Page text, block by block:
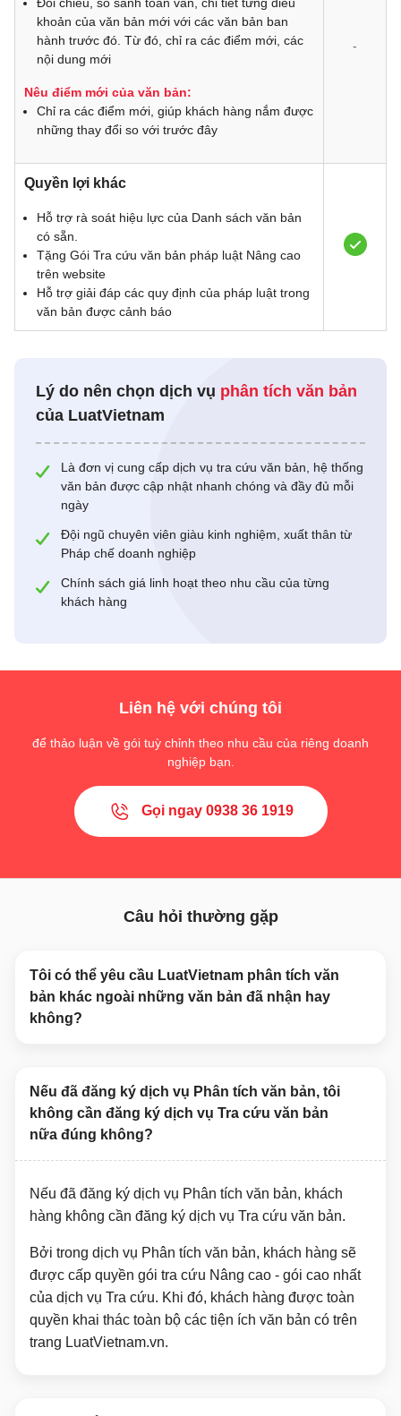
khoản của văn bản mới với các văn bản ban
hành trước đó. Từ đó, chỉ ra các điểm mới, các
nội dung mới
Nêu điểm mới của văn bản:
Chỉ ra các điểm mới, giúp khách hàng nắm được
những thay đổi so với trước đây
-
Quyền lợi khác
Hỗ trợ rà soát hiệu lực của Danh sách văn bản
có sẵn.
Tặng Gói Tra cứu văn bản pháp luật Nâng cao
trên website
Hỗ trợ giải đáp các quy định của pháp luật trong
văn bản được cảnh báo
Lý do nên chọn dịch vụ phân tích văn bản
của LuatVietnam
Là đơn vị cung cấp dịch vụ tra cứu văn bản, hệ thống
văn bản được cập nhật nhanh chóng và đầy đủ mỗi
ngày
Đội ngũ chuyên viên giàu kinh nghiệm, xuất thân từ
Pháp chế doanh nghiệp
Chính sách giá linh hoạt theo nhu cầu của từng
khách hàng
Liên hệ với chúng tôi
để thảo luận về gói tuỳ chỉnh theo nhu cầu của riêng doanh
nghiệp bạn.
Gọi ngay 0938 36 1919
Câu hỏi thường gặp
Tôi có thể yêu cầu LuatVietnam phân tích văn
bản khác ngoài những văn bản đã nhận hay
không?
Nếu đã đăng ký dịch vụ Phân tích văn bản, tôi
không cần đăng ký dịch vụ Tra cứu văn bản
nữa đúng không?
Nếu đã đăng ký dịch vụ Phân tích văn bản, khách
hàng không cần đăng ký dịch vụ Tra cứu văn bản.
Bởi trong dịch vụ Phân tích văn bản, khách hàng sẽ
được cấp quyền gói tra cứu Nâng cao - gói cao nhất
của dịch vụ Tra cứu. Khi đó, khách hàng được toàn
quyền khai thác toàn bộ các tiện ích văn bản có trên
trang LuatVietnam.vn.